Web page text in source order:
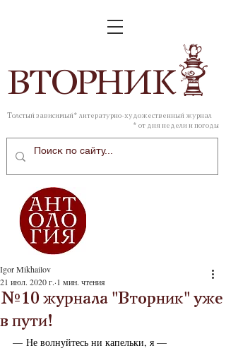
ВТОРНИК
Толстый зависимый* литературно-художественный журнал
* от дня недели и погоды
№10 журнала "Вторник" уже
в пути!
Igor Mikhailov
21 июл. 2020 г. 1 мин. чтения
— Не волнуйтесь ни капельки, я —